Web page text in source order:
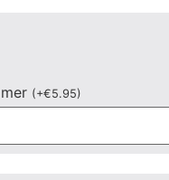
(+€5.95)